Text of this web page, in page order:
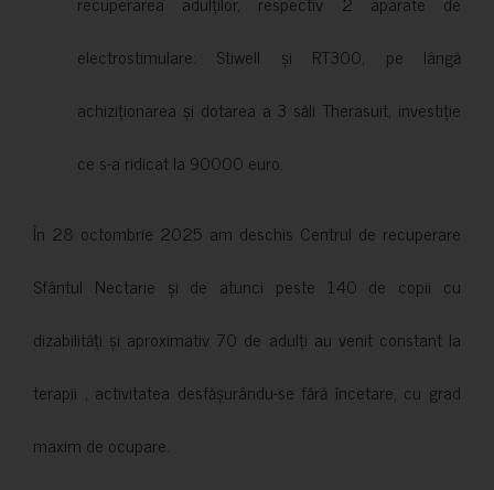
electrostimulare: Stiwell și RT300, pe lângă
achiziționarea și dotarea a 3 săli Therasuit, investiție
ce s-a ridicat la 90000 euro.
În 28 octombrie 2025 am deschis Centrul de recuperare
Sfântul Nectarie și de atunci peste 140 de copii cu
dizabilități și aproximativ 70 de adulți au venit constant la
terapii , activitatea desfășurându-se fără încetare, cu grad
maxim de ocupare.